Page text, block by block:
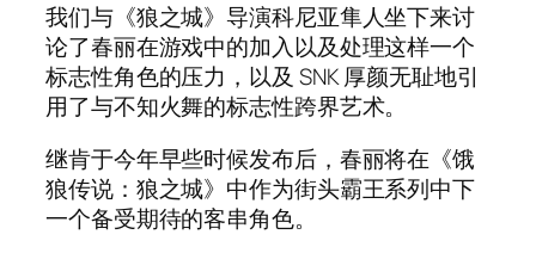
我们与《狼之城》导演科尼亚隼人坐下来讨
论了春丽在游戏中的加入以及处理这样一个
标志性角色的压力，以及 SNK 厚颜无耻地引
用了与不知火舞的标志性跨界艺术。
继肯于今年早些时候发布后，春丽将在《饿
狼传说：狼之城》中作为街头霸王系列中下
一个备受期待的客串角色。